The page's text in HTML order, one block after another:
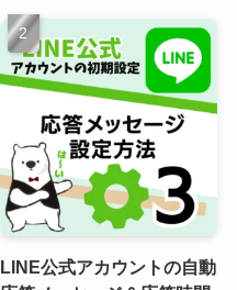
LINE公式アカウントの自動